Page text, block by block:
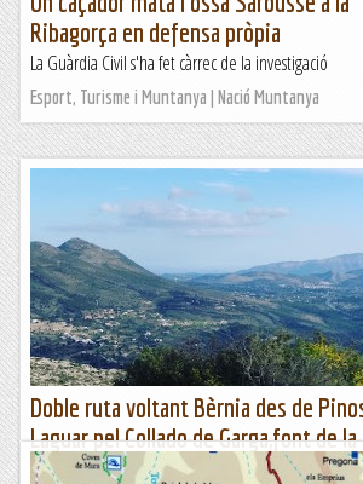
Ribagorça en defensa pròpia
La Guàrdia Civil s'ha fet càrrec de la investigació
Esport, Turisme i Muntanya | Nació Muntanya
Doble ruta voltant Bèrnia des de
Laguar pel Collado de Garga,font de
Petracos